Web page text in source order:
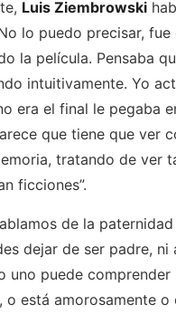
Luis Ziembrowski
lo puedo precisar,
la película. Pensaba
intuitivamente. Yo
era el final le pegaba
que tiene que ver
tratando de ver
ficciones”.
de la
dejar de ser padre,
uno puede
o está amorosamente